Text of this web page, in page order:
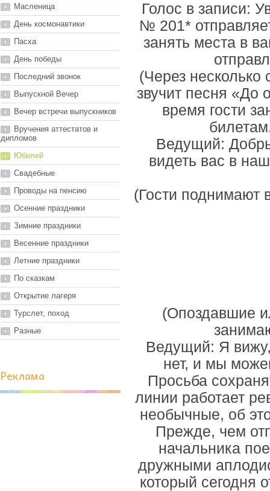
Масленица
День космонавтики
Пасха
День победы
Последний звонок
Выпускной Вечер
Вечер встречи выпускников
Вручения аттестатов и
дипломов
Юбилей
Свадебные
Проводы на пенсию
Осенние праздники
Зимние праздники
Весенние праздники
Летние праздники
По сказкам
Открытие лагеря
Турслет, поход
Разные
Реклама
Голос в записи:
№ 201*
занять места в
(Через несколько
звучит песня «До
время гости
Ведущий:
видеть вас в
(Гости поднимают
(Опоздавшие
Ведущий: Я вижу,
нет, и мы
Просьба
линии работает
необычные, об
Прежде, чем
начальника
дружными
который сегодня